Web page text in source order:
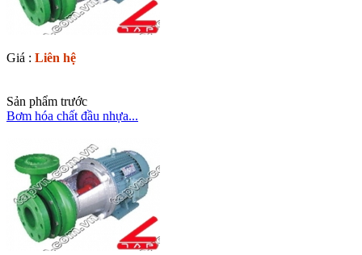
Giá : Liên hệ
Sản phẩm trước
Bơm hóa chất đầu nhựa...